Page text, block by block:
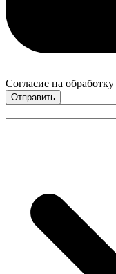
Согласие на обработку
Отправить